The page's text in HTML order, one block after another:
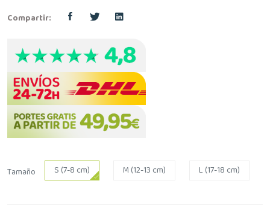
Compartir:
Tamaño S (7-8 cm) M (12-13 cm) L (17-18 cm)